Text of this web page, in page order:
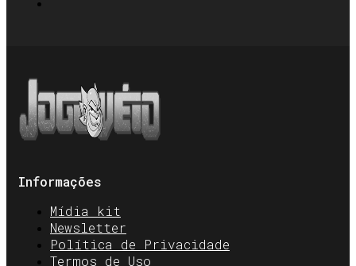
Informações
Mídia kit
Newsletter
Política de Privacidade
Termos de Uso